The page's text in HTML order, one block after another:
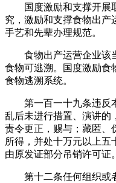
国度激励和支撑开展
究，激励和支撑食物出产
手艺和先辈办理规范。
食物出产运营企业该当
食物可逃溯。国度激励食
食物逃溯系统。
第一百一十九条违反
乱后未进行措置、演讲的
责令更正，赐与；藏匿、
所得，并处十万元以上五
由原发证部分吊销许可证。
第十二条任何组织或者